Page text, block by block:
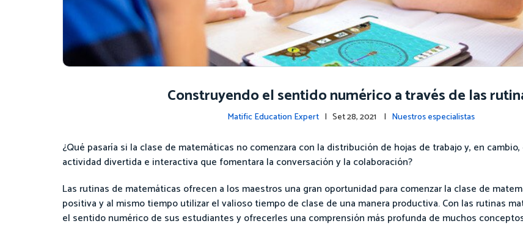
Construyendo el sentido numérico a través de las
Matific Education Expert | Set 28, 2021 | Nuestros especialistas
¿Qué pasaría si la clase de matemáticas no comenzara con la distribución de hojas de trabajo y, en
actividad divertida e interactiva que fomentara la conversación y la colaboración?
Las rutinas de matemáticas ofrecen a los maestros una gran oportunidad para comenzar la clase de
positiva y al mismo tiempo utilizar el valioso tiempo de clase de una manera productiva. Con las rutinas
el sentido numérico de sus estudiantes y ofrecerles una comprensión más profunda de muchos